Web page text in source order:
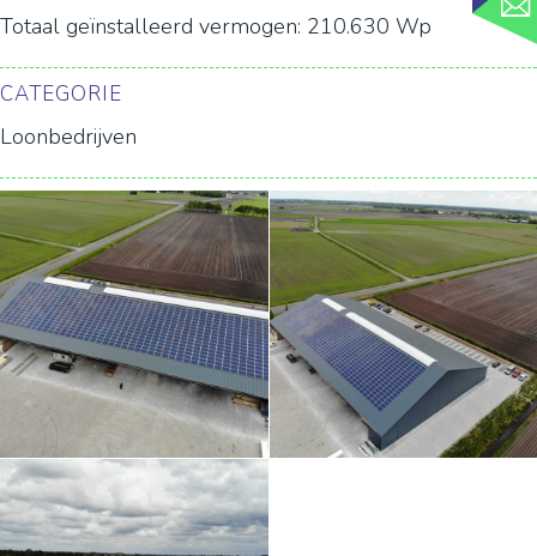
Totaal geïnstalleerd vermogen: 210.630 Wp
CATEGORIE
Loonbedrijven